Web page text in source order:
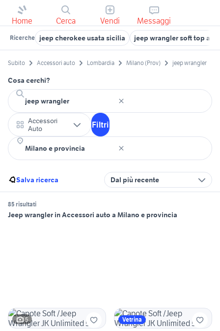
Home Cerca Vendi Messaggi
Ricerche jeep cherokee usata sicilia jeep wrangler soft top
Subito Accessori auto Lombardia Milano (Prov) jeep wrangler
Cosa cerchi?
Accessori
Auto
Filtri
Salva ricerca Dal più recente
85 risultati
Jeep wrangler in Accessori auto a Milano e provincia
5 Vetrina